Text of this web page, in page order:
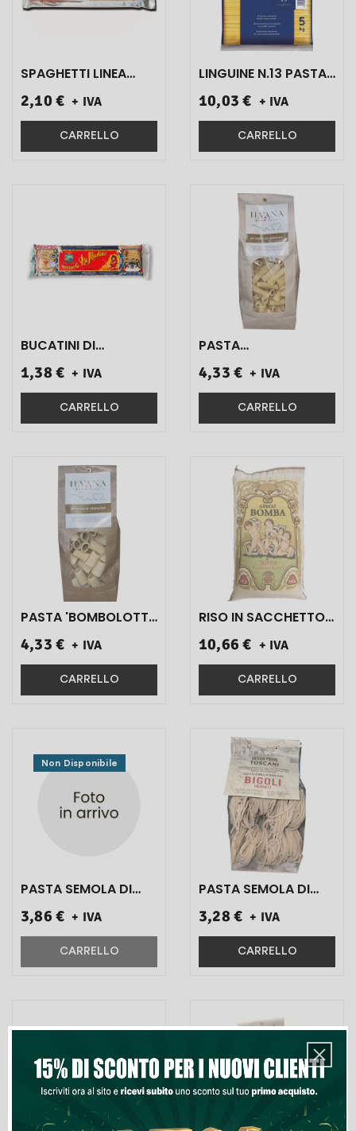
SPAGHETTI LINEA
SECONDI
ART.R077294 300 GR
2,10 € + IVA
CARRELLO
LINGUINE N.13 PASTA
10,03 € + IVA
CARRELLO
BUCATINI DI
500 GR 1 PZ}
1,38 € + IVA
CARRELLO
PASTA
ILVANA DI GRANO
DURO 500 GR 1 PZ}
4,33 € + IVA
CARRELLO
PASTA 'BOMBOLOTTI
DURO 500 GR 1 PZ}
4,33 € + IVA
CARRELLO
RISO IN SACCHETTO
PERLA TEODORO
ALUPEZ 1 KG
COD.20401}
10,66 € + IVA
CARRELLO
Non Disponibile
PASTA SEMOLA DI
GR.500/12 BIGOLI
COD.1208 1 PZ}
3,86 € + IVA
CARRELLO
PASTA SEMOLA DI
GR.500/12 BIGOLI
COD.1208 1 PZ}
3,28 € + IVA
CARRELLO